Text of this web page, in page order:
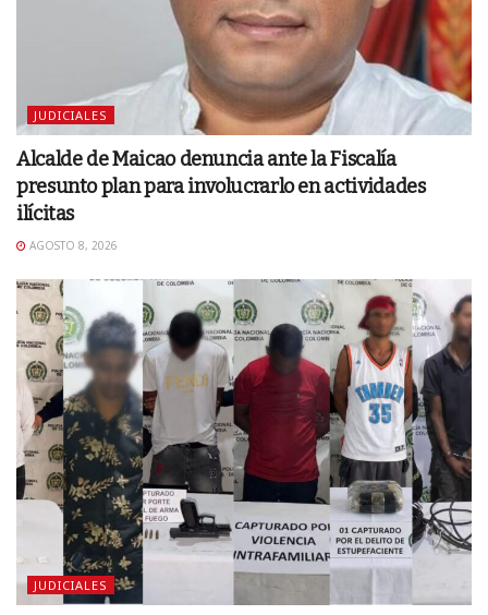
JUDICIALES
Alcalde de Maicao denuncia ante la Fiscalía
presunto plan para involucrarlo en actividades
ilícitas
AGOSTO 8, 2026
JUDICIALES